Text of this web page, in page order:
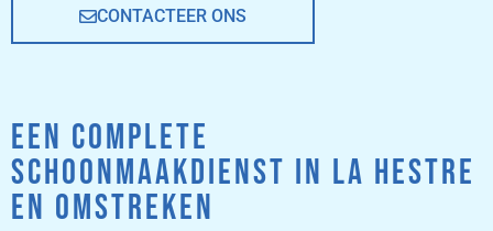
CONTACTEER ONS
EEN COMPLETE
SCHOONMAAKDIENST IN LA HESTRE
EN OMSTREKEN